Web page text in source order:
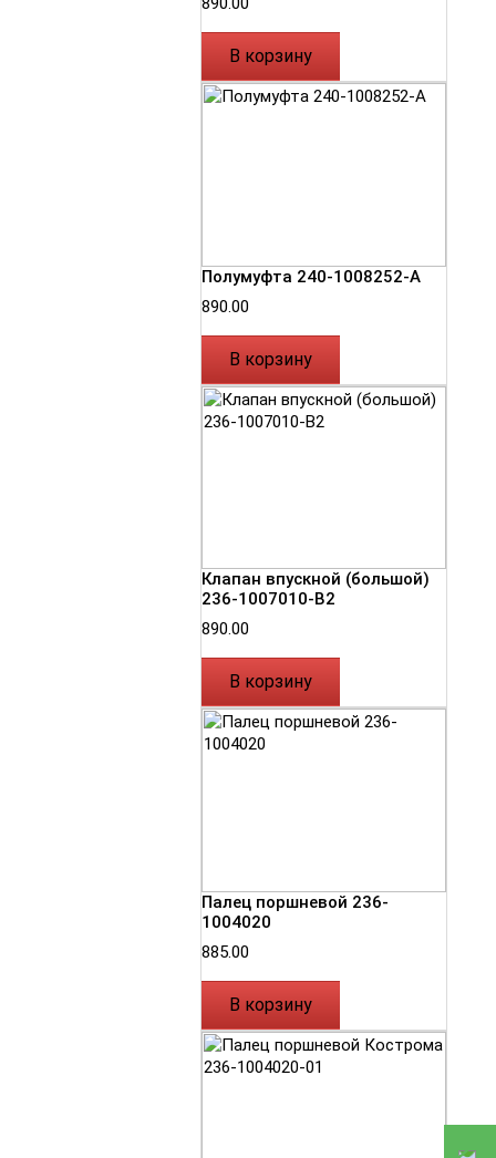
В корзину
Полумуфта 240-1008252-А
890.00
В корзину
Клапан впускной (большой)
236-1007010-В2
890.00
В корзину
Палец поршневой 236-
1004020
885.00
В корзину